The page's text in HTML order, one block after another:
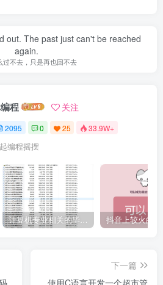
out. The past just can't be reached
again.
过不去，只是再也回不去
程 关注
2095 0 25 33.9W+
编程摇摆
计算机专业相关的毕业设计论文合集免费下载
下一篇